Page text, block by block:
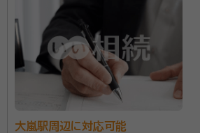
いる。家族信託にも対応可能。
相続には必要な書類が多くあり、実
が必要です。 当事務所では ・相続人
説明図作成 ・相続財産調査及び相続
産分割協議書作成 など相続手続き
紙起案等についても対応いたします。 営業時間は平日
資格等： 行政書士
大嵐駅周辺に対応可能